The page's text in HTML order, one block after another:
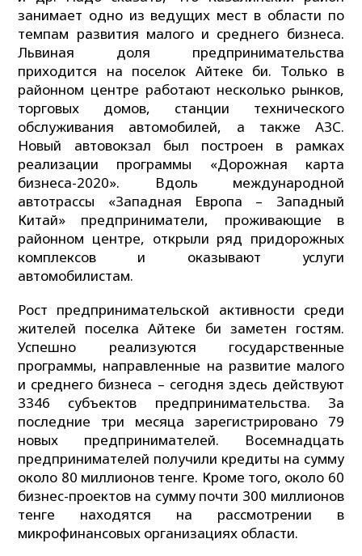
занимает одно из ведущих мест в области по
темпам развития малого и среднего бизнеса.
Львиная доля предпринимательства
приходится на поселок Айтеке би. Только в
районном центре работают несколько рынков,
торговых домов, станции технического
обслуживания автомобилей, а также АЗС.
Новый автовокзал был построен в рамках
реализации программы «Дорожная карта
бизнеса-2020». Вдоль международной
автотрассы «Западная Европа – Западный
Китай» предприниматели, проживающие в
районном центре, открыли ряд придорожных
комплексов и оказывают услуги
автомобилистам.
Рост предпринимательской активности среди
жителей поселка Айтеке би заметен гостям.
Успешно реализуются государственные
программы, направленные на развитие малого
и среднего бизнеса – сегодня здесь действуют
3346 субъектов предпринимательства. За
последние три месяца зарегистрировано 79
новых предпринимателей. Восемнадцать
предпринимателей получили кредиты на сумму
около 80 миллионов тенге. Кроме того, около 60
бизнес-проектов на сумму почти 300 миллионов
тенге находятся на рассмотрении в
микрофинансовых организациях области.